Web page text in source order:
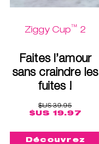
Ziggy Cup™ 2
Faites l’amour
sans craindre les
fuites !
$US 39.95
$US 19.97
Découvrez